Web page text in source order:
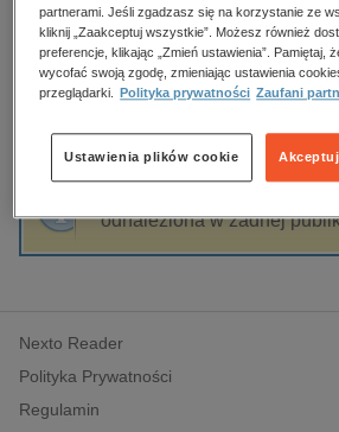
budownictwo, aranżacja wnętrz
biznesowe, branżowe,
dzienniki
edukacja
hobby, sport, rozrywka
komputery, internet,
polityka, społeczno-
psychologiczne
inne
Wioletta Tomala-Kania
Sortowanie
odnaleziona w żadnej
Nexto Reader
Polityka Prywatności
Regulamin
partnerami. Jeśli zgadzasz się na korzystanie ze
kliknij „Zaakceptuj wszystkie”. Możesz również
preferencje, klikając „Zmień ustawienia”. Pamiętaj,
wycofać swoją zgodę, zmieniając ustawienia
przeglądarki.
Polityka prywatności Zaufani
Ustawienia plików cookie